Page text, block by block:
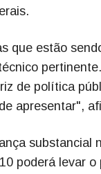
que estão
de política
apresentar",
substancial
poderá levar o